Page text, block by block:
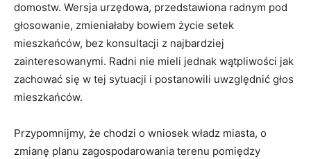
domostw. Wersja urzędowa, przedstawiona radnym pod
głosowanie, zmieniałaby bowiem życie setek
mieszkańców, bez konsultacji z najbardziej
zainteresowanymi. Radni nie mieli jednak wątpliwości jak
zachować się w tej sytuacji i postanowili uwzględnić głos
mieszkańców.
Przypomnijmy, że chodzi o wniosek władz miasta, o
zmianę planu zagospodarowania terenu pomiędzy